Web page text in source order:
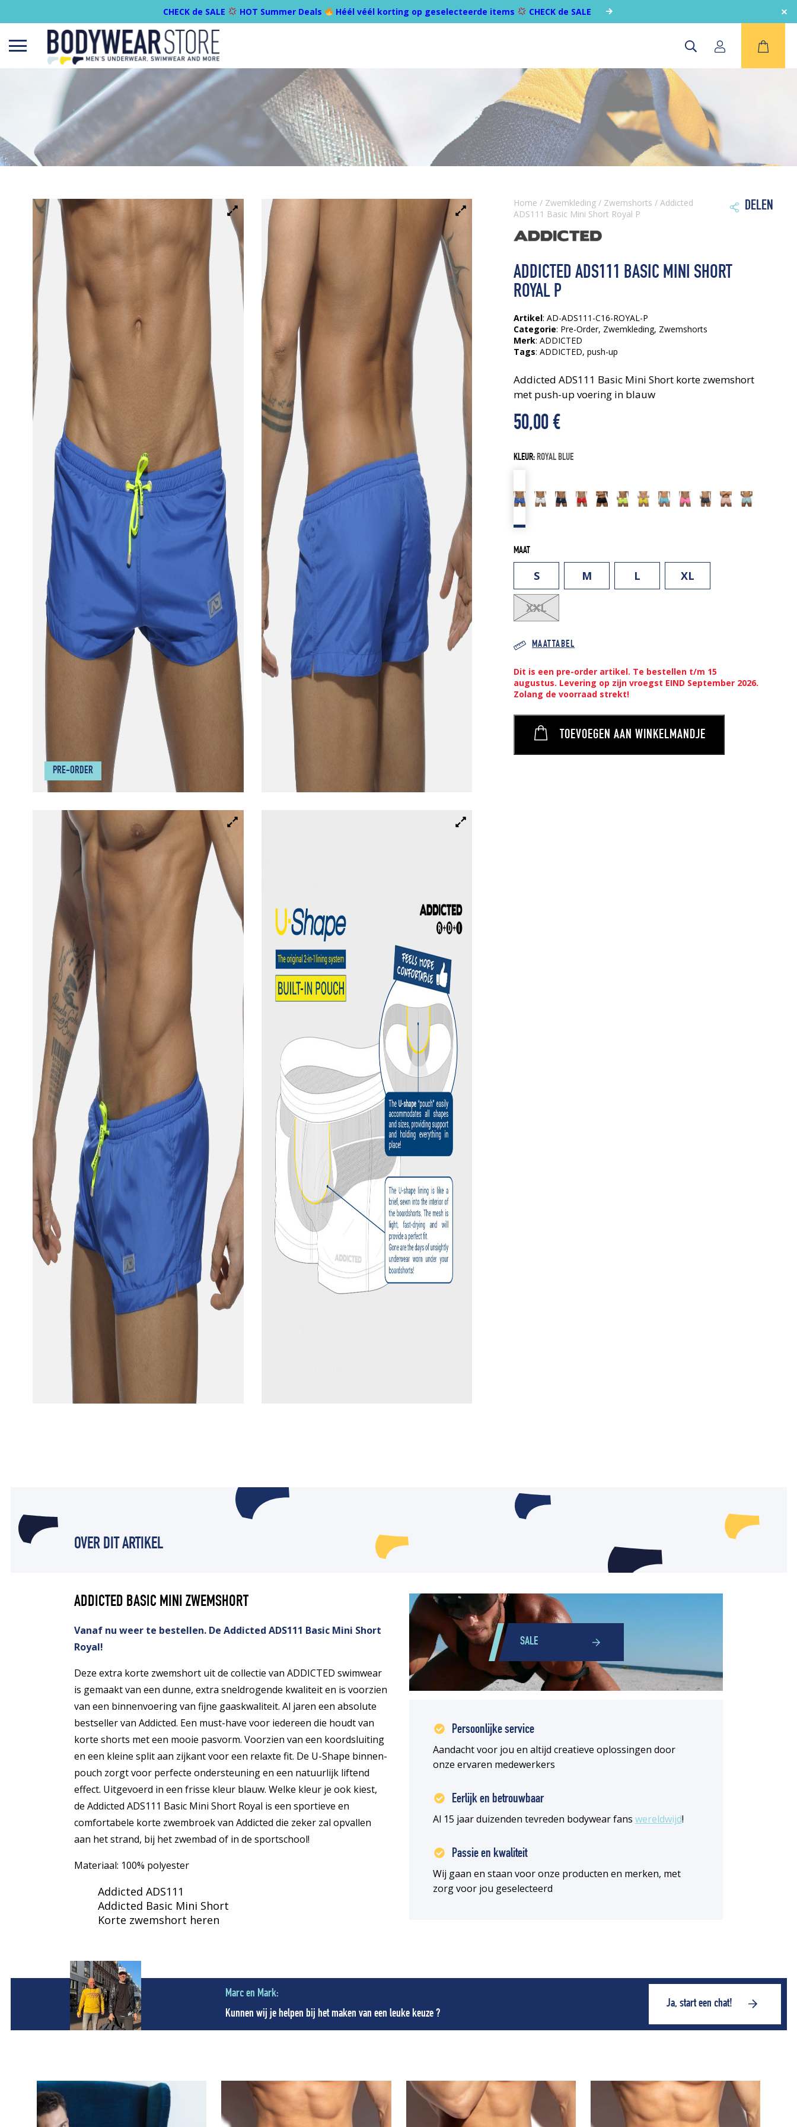
CHECK de SALE HOT Summer Deals Héél véél korting op geselecteerde items CHECK de SALE
Open
PRE-ORDER
Home / Zwemkleding / Zwemshorts / Addicted
ADS111 Basic Mini Short Royal P
 DELEN
ADDICTED ADS111 BASIC MINI SHORT
ROYAL P
Artikel: AD-ADS111-C16-ROYAL-P
Categorie: Pre-Order, Zwemkleding, Zwemshorts
Merk: ADDICTED
Tags:ADDICTED, push-up
Addicted ADS111 Basic Mini Short korte zwemshort
met push-up voering in blauw
50,00€
KLEUR:ROYAL BLUE
MAAT
S M L XL
XXL
MAATTABEL
Dit is een pre-order artikel. Te bestellen t/m 15
augustus. Levering op zijn vroegst EIND September 2026.
Zolang de voorraad strekt!
TOEVOEGEN AAN WINKELMANDJE
OVER DIT ARTIKEL
ADDICTED BASIC MINI ZWEMSHORT
Vanaf nu weer te bestellen. De Addicted ADS111 Basic Mini Short
Royal!
Deze extra korte zwemshort uit de collectie van ADDICTED swimwear
is gemaakt van een dunne, extra sneldrogende kwaliteit en is voorzien
van een binnenvoering van fijne gaaskwaliteit. Al jaren een absolute
bestseller van Addicted. Een must-have voor iedereen die houdt van
korte shorts met een mooie pasvorm. Voorzien van een koordsluiting
en een kleine split aan zijkant voor een relaxte fit. De U-Shape binnen-
pouch zorgt voor perfecte ondersteuning en een natuurlijk liftend
effect. Uitgevoerd in een frisse kleur blauw. Welke kleur je ook kiest,
de Addicted ADS111 Basic Mini Short Royal is een sportieve en
comfortabele korte zwembroek van Addicted die zeker zal opvallen
aan het strand, bij het zwembad of in de sportschool!
Materiaal: 100% polyester
Addicted ADS111
Addicted Basic Mini Short
Korte zwemshort heren
SALE
Persoonlijke service
Aandacht voor jou en altijd creatieve oplossingen door
onze ervaren medewerkers
Eerlijk en betrouwbaar
Al 15 jaar duizenden tevreden bodywear fans wereldwijd!
Passie en kwaliteit
Wij gaan en staan voor onze producten en merken, met
zorg voor jou geselecteerd
Marc en Mark:
Kunnen wij je helpen bij het maken van een leuke keuze ?
Ja, start een chat!